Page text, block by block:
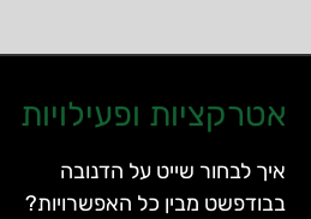
אטרקציות ופעילויות
איך לבחור שייט על הדנובה
בבודפשט מבין כל האפשרויות?